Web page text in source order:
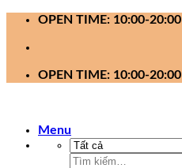
OPEN TIME: 10:00-20:00
OPEN TIME: 10:00-20:00
Menu
Tìm